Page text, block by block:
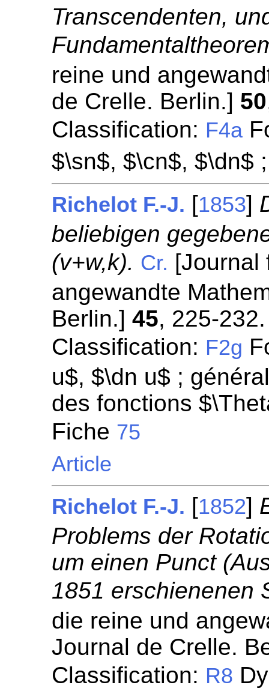
Transcendenten,
reine und
de Crelle. Berlin.] 50
Classification: F4a
$\sn$, $\cn$, $\dn$
Richelot F.-J. [1853]
beliebigen
(v+w,k). Cr. [Journal
angewandte
Berlin.]45, 225-232.
Classification: F2g
u$, $\dn u$ ;
des fonctions
Fiche 75
Article
Richelot F.-J. [1852]
Problems der
um einen Punct
1851 erschienenen
die reine und
Journal de Crelle.
Classification: R8